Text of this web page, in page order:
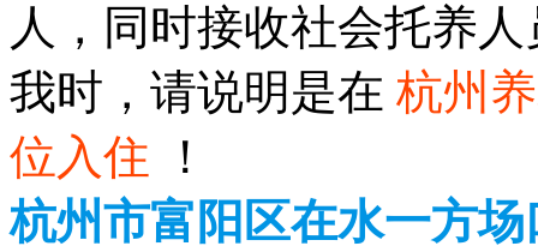
人，同时接收社会托养
我时，请说明是在 杭州
位入住 ！
杭州市富阳区在水一方